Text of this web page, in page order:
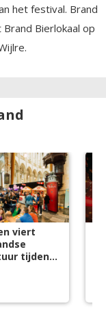
het festival. Brand
Bierlokaal op
viert
tijdens